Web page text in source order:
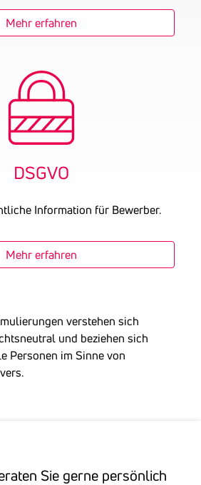
Mehr erfahren
DSGVO
Information für Bewerber.
Mehr erfahren
verstehen sich
und beziehen sich
Personen im Sinne von
Sie gerne persön­lich